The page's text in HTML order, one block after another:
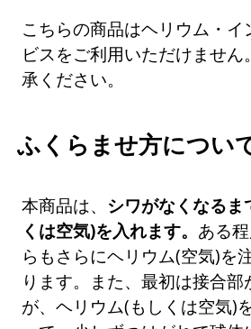
こちらの商品はヘリウム・イ
ビスをご利用いただけません
承ください。
ふくらませ方につい
本商品は、 シワがなくなるま
くは空気)を入れます。 ある
らもさらにヘリウム(空気)を
ります。また、最初は接合
が、ヘリウム(もしくは空気)